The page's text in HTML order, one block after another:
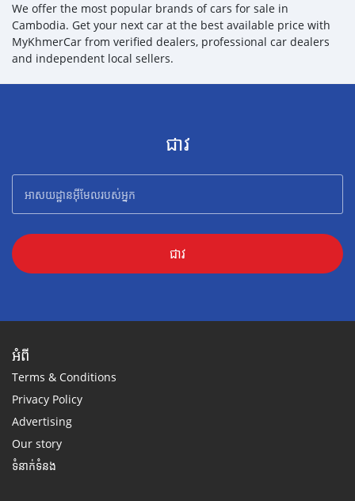
We offer the most popular brands of cars for sale in
Cambodia. Get your next car at the best available price with
MyKhmerCar from verified dealers, professional car dealers
and independent local sellers.
ជាវ
ជាវ
អំពី
Terms & Conditions
Privacy Policy
Advertising
Our story
ទំនាក់ទំនង